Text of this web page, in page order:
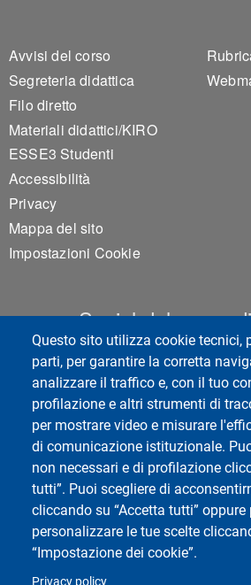
Questo sito utilizza cookie tecnici,
parti, per garantire la corretta
analizzare il traffico e, con il tuo
profilazione e altri strumenti di
per mostrare video e misurare
di comunicazione istituzionale.
non necessari e di profilazione
tutti”. Puoi scegliere di
cliccando su “Accetta tutti” oppure
personalizzare le tue scelte
“Impostazione dei cookie”.
Privacy policy
Footer 1
Avvisi del corso
Segreteria didattica
Filo diretto
Materiali didattici/KIRO
ESSE3 Studenti
Accessibilità
Privacy
Mappa del sito
Impostazioni Cookie
Social del corso
Social di